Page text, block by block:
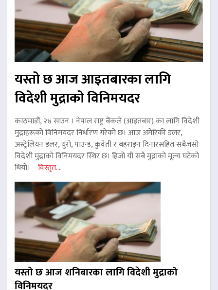
यस्तो छ आज आइतबारका लागि
विदेशी मुद्राको विनिमयदर
काठमाडौं, २४ साउन । नेपाल राष्ट्र बैंकले (आइतबार) का लागि विदेशी
मुद्राहरूको विनिमयदर निर्धारण गरेको छ। आज अमेरिकी डलर,
अस्ट्रेलियन डलर, युरो, पाउन्ड, कुवेती र बहराइन दिनारसहित सबैजसो
विदेशी मुद्राको विनिमयदर स्थिर छ। हिजो यी सबै मुद्राको मूल्य घटेको
थियो। विस्तृत....
यस्तो छ आज शनिबारका लागि विदेशी मुद्राको
विनिमयदर